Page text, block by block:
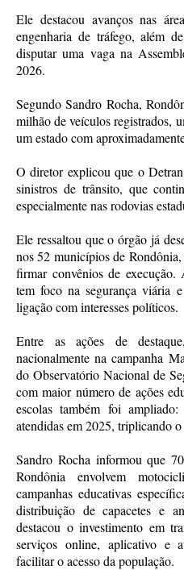
Ele destacou avanços nas
engenharia de tráfego, além
disputar uma vaga na
2026.
Segundo Sandro Rocha,
milhão de veículos registrados,
um estado com
O diretor explicou que o
sinistros de trânsito, que
especialmente nas rodovias
Ele ressaltou que o órgão já
nos 52 municípios de Rondônia,
firmar convênios de
tem foco na segurança viária
ligação com interesses políticos.
Entre as ações de
nacionalmente na campanha
do Observatório Nacional de
com maior número de ações
escolas também foi
atendidas em 2025, triplicando
Sandro Rocha informou que
Rondônia envolvem
campanhas educativas
distribuição de capacetes e
destacou o investimento em
serviços online, aplicativo e
facilitar o acesso da população.